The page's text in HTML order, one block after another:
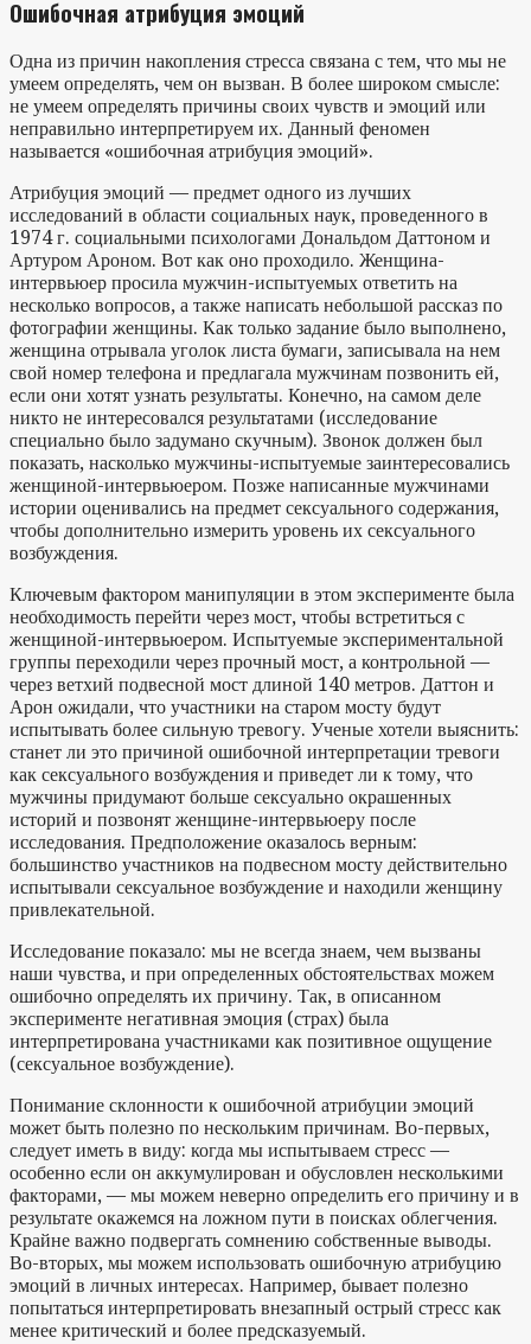
Ошибочная атрибуция эмоций
Одна из причин накопления стресса связана с тем, что мы не
умеем определять, чем он вызван. В более широком смысле:
не умеем определять причины своих чувств и эмоций или
неправильно интерпретируем их. Данный феномен
называется «ошибочная атрибуция эмоций».
Атрибуция эмоций — предмет одного из лучших
исследований в области социальных наук, проведенного в
1974 г. социальными психологами Дональдом Даттоном и
Артуром Ароном. Вот как оно проходило. Женщина-
интервьюер просила мужчин-испытуемых ответить на
несколько вопросов, а также написать небольшой рассказ по
фотографии женщины. Как только задание было выполнено,
женщина отрывала уголок листа бумаги, записывала на нем
свой номер телефона и предлагала мужчинам позвонить ей,
если они хотят узнать результаты. Конечно, на самом деле
никто не интересовался результатами (исследование
специально было задумано скучным). Звонок должен был
показать, насколько мужчины-испытуемые заинтересовались
женщиной-интервьюером. Позже написанные мужчинами
истории оценивались на предмет сексуального содержания,
чтобы дополнительно измерить уровень их сексуального
возбуждения.
Ключевым фактором манипуляции в этом эксперименте была
необходимость перейти через мост, чтобы встретиться с
женщиной-интервьюером. Испытуемые экспериментальной
группы переходили через прочный мост, а контрольной —
через ветхий подвесной мост длиной 140 метров. Даттон и
Арон ожидали, что участники на старом мосту будут
испытывать более сильную тревогу. Ученые хотели выяснить:
станет ли это причиной ошибочной интерпретации тревоги
как сексуального возбуждения и приведет ли к тому, что
мужчины придумают больше сексуально окрашенных
историй и позвонят женщине-интервьюеру после
исследования. Предположение оказалось верным:
большинство участников на подвесном мосту действительно
испытывали сексуальное возбуждение и находили женщину
привлекательной.
Исследование показало: мы не всегда знаем, чем вызваны
наши чувства, и при определенных обстоятельствах можем
ошибочно определять их причину. Так, в описанном
эксперименте негативная эмоция (страх) была
интерпретирована участниками как позитивное ощущение
(сексуальное возбуждение).
Понимание склонности к ошибочной атрибуции эмоций
может быть полезно по нескольким причинам. Во-первых,
следует иметь в виду: когда мы испытываем стресс —
особенно если он аккумулирован и обусловлен несколькими
факторами, — мы можем неверно определить его причину и в
результате окажемся на ложном пути в поисках облегчения.
Крайне важно подвергать сомнению собственные выводы.
Во-вторых, мы можем использовать ошибочную атрибуцию
эмоций в личных интересах. Например, бывает полезно
попытаться интерпретировать внезапный острый стресс как
менее критический и более предсказуемый.